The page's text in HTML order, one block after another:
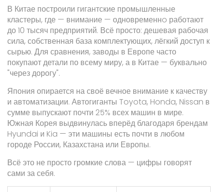
В Китае построили гигантские промышленные
кластеры, где — внимание — одновременнo работают
до 10 тысяч предприятий. Всё просто: дешевая рабочая
сила, собственная база комплектующих, лёгкий доступ к
сырью. Для сравнения, заводы в Европе часто
покупают детали по всему миру, а в Китае — буквально
"через дорогу".
Япония опирается на своё вечное внимание к качеству
и автоматизации. Автогиганты Toyota, Honda, Nissan в
сумме выпускают почти 25% всех машин в мире.
Южная Корея выдвинулась вперёд благодаря брендам
Hyundai и Kia — эти машины есть почти в любом
городе России, Казахстана или Европы.
Всё это не просто громкие слова — цифры говорят
сами за себя.